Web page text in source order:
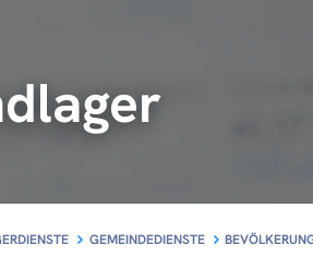
GEMEINDEDIENSTE